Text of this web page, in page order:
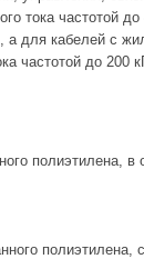
тока частотой до
, а для кабелей с
частотой до 200
полиэтилена, в
полиэтилена, с